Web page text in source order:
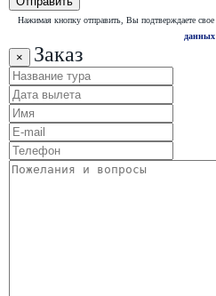
Нажимая кнопку отправить, Вы подтверждаете свое
данных
× Заказ